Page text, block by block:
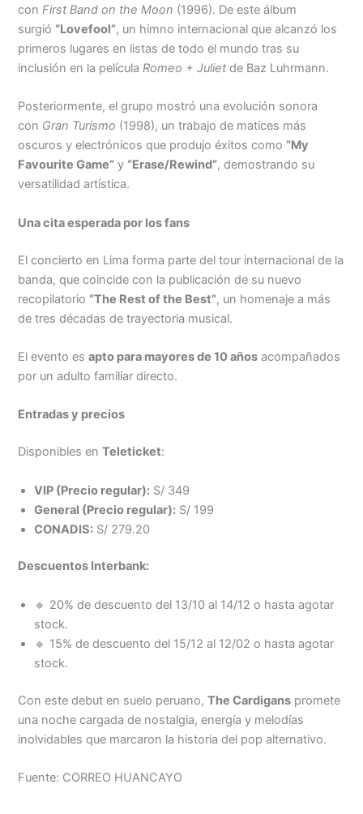
conFirst Band on the Moon (1996). De este álbum
surgió “Lovefool”, un himno internacional que alcanzó los
primeros lugares en listas de todo el mundo tras su
inclusión en la películaRomeo + Juliet de Baz Luhrmann.
Posteriormente, el grupo mostró una evolución sonora
con Gran Turismo (1998), un trabajo de matices más
oscuros y electrónicos que produjo éxitos como “My
Favourite Game” y “Erase/Rewind”, demostrando su
versatilidad artística.
Una cita esperada por los fans
El concierto en Lima forma parte del tour internacional de la
banda, que coincide con la publicación de su nuevo
recopilatorio “The Rest of the Best”, un homenaje a más
de tres décadas de trayectoria musical.
El evento esapto para mayores de 10 años acompañados
por un adulto familiar directo.
Entradas y precios
Disponibles enTeleticket:
VIP (Precio regular): S/ 349
General (Precio regular): S/ 199
CONADIS: S/ 279.20
Descuentos Interbank:
🔹 20% de descuento del 13/10 al 14/12 o hasta agotar
stock.
🔹 15% de descuento del 15/12 al 12/02 o hasta agotar
stock.
Con este debut en suelo peruano,The Cardigans promete
una noche cargada de nostalgia, energía y melodías
inolvidables que marcaron la historia del pop alternativo.
Fuente: CORREO HUANCAYO